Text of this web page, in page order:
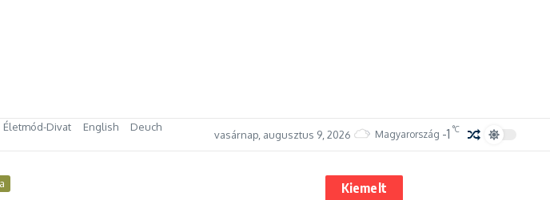
Életmód-Divat English
Deuch
vasárnap, augusztus 9, 2026 Magyarország -1 °C
Kiemelt